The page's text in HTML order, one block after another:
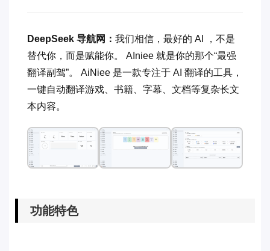
DeepSeek 导航网： 我们相信，最好的 AI ，不是
替代你，而是赋能你。 AIniee 就是你的那个“最强
翻译副驾”。 AiNiee 是一款专注于 AI 翻译的工具，
一键自动翻译游戏、书籍、字幕、文档等复杂长文
本内容。
功能特色